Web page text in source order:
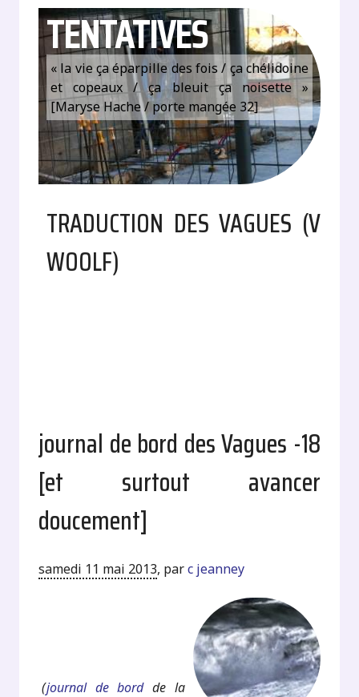
TENTATIVES
« la vie ça éparpille des fois / ça chélidoine
et copeaux / ça bleuit ça noisette »
[Maryse Hache / porte mangée 32]
TRADUCTION DES VAGUES (V
WOOLF)
journal de bord des Vagues -18
[et surtout avancer
doucement]
samedi 11 mai 2013, parc jeanney
(journal de bordde la